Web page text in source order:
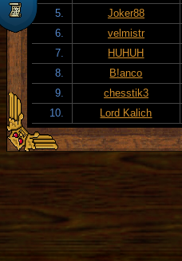
5.
Joker88
6.
velmistr
7.
HUHUH
8.
B!anco
9.
chesstik3
10.
Lord Kalich